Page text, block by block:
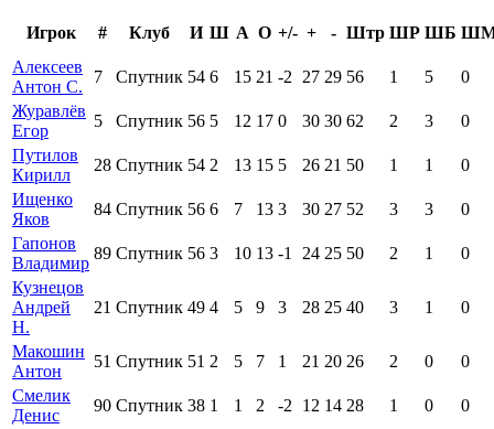
Игрок # Клуб И Ш А О +/- + - Штр ШР ШБ
Алексеев
Антон С.
7 Спутник 54 6 15 21 -2 27 29 56 1 5
0
Журавлёв
Егор
5 Спутник 56 5 12 17 0 30 30 62 2 3
0
Путилов
Кирилл
28 Спутник 54 2 13 15 5 26 21 50 1 1
0
Ищенко
Яков
84 Спутник 56 6 7 13 3 30 27 52 3 3
0
Гапонов
Владимир
89 Спутник 56 3 10 13 -1 24 25 50 2 1
0
Кузнецов
Андрей
Н.
21 Спутник 49 4 5 9 3 28 25 40 3 1 0
Макошин
Антон
51 Спутник 51 2 5 7 1 21 20 26 2 0
0
Смелик
Денис
90 Спутник 38 1 1 2 -2 12 14 28 1 0
0